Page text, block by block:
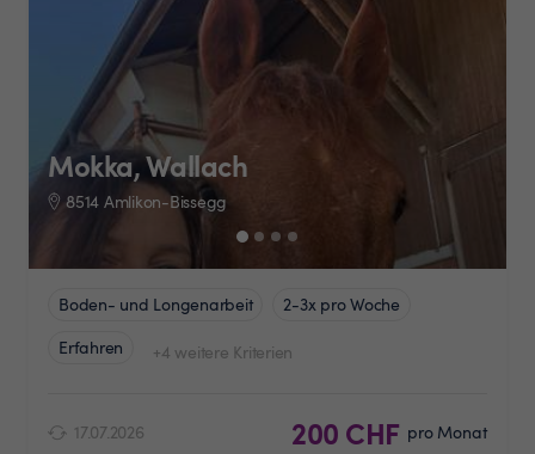
Mokka, Wallach
8514 Amlikon-Bissegg
Boden- und Longenarbeit
2-3x pro Woche
Erfahren
+4 weitere Kriterien
17.07.2026 200 CHF pro Monat